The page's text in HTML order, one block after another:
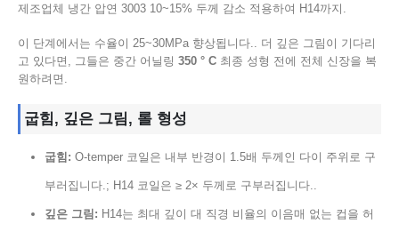
제조업체 냉간 압연 3003 10~15% 두께 감소 적용하여 H14까지.
이 단계에서는 수율이 25~30MPa 향상됩니다.. 더 깊은 그림이 기다리
고 있다면, 그들은 중간 어닐링 350 ° C 최종 성형 전에 전체 신장을 복
원하려면.
굽힘, 깊은 그림, 롤 형성
굽힘: O-temper 코일은 내부 반경이 1.5배 두께인 다이 주위로 구
부러집니다.; H14 코일은 ≥ 2× 두께로 구부러집니다..
깊은 그림: H14는 최대 깊이 대 직경 비율의 이음매 없는 컵을 허